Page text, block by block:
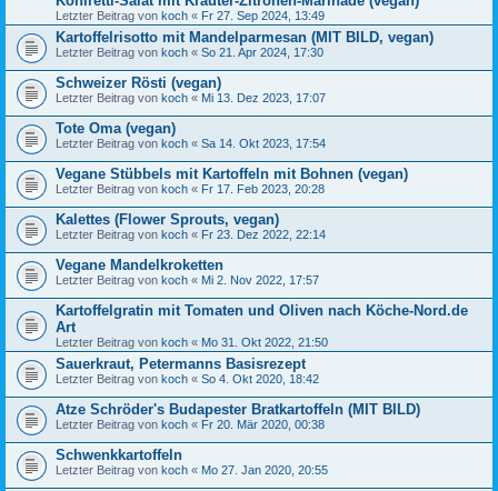
Letzter Beitrag von koch « Fr 27. Sep 2024, 13:49
Kartoffelrisotto mit Mandelparmesan (MIT BILD, vegan)
Letzter Beitrag von koch « So 21. Apr 2024, 17:30
Schweizer Rösti (vegan)
Letzter Beitrag von koch « Mi 13. Dez 2023, 17:07
Tote Oma (vegan)
Letzter Beitrag von koch « Sa 14. Okt 2023, 17:54
Vegane Stübbels mit Kartoffeln mit Bohnen (vegan)
Letzter Beitrag von koch « Fr 17. Feb 2023, 20:28
Kalettes (Flower Sprouts, vegan)
Letzter Beitrag von koch « Fr 23. Dez 2022, 22:14
Vegane Mandelkroketten
Letzter Beitrag von koch « Mi 2. Nov 2022, 17:57
Kartoffelgratin mit Tomaten und Oliven nach Köche-Nord.de
Art
Letzter Beitrag von koch « Mo 31. Okt 2022, 21:50
Sauerkraut, Petermanns Basisrezept
Letzter Beitrag von koch « So 4. Okt 2020, 18:42
Atze Schröder's Budapester Bratkartoffeln (MIT BILD)
Letzter Beitrag von koch « Fr 20. Mär 2020, 00:38
Schwenkkartoffeln
Letzter Beitrag von koch « Mo 27. Jan 2020, 20:55